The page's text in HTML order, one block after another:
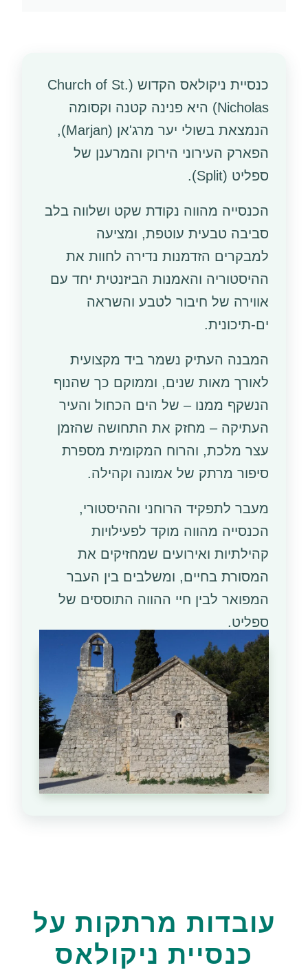
כנסיית ניקולאס הקדוש (Church of St.
Nicholas) היא פנינה קטנה וקסומה
הנמצאת בשולי יער מרג'אן (Marjan),
הפארק העירוני הירוק והמרענן של
ספליט (Split).
הכנסייה מהווה נקודת שקט ושלווה בלב
סביבה טבעית עוטפת, ומציעה
למבקרים הזדמנות נדירה לחוות את
ההיסטוריה והאמנות הביזנטית יחד עם
אווירה של חיבור לטבע והשראה
ים-תיכונית.
המבנה העתיק נשמר ביד מקצועית
לאורך מאות שנים, וממוקם כך שהנוף
הנשקף ממנו – של הים הכחול והעיר
העתיקה – מחזק את התחושה שהזמן
עצר מלכת, והרוח המקומית מספרת
סיפור מרתק של אמונה וקהילה.
מעבר לתפקיד הרוחני וההיסטורי,
הכנסייה מהווה מוקד לפעילויות
קהילתיות ואירועים שמחזיקים את
המסורת בחיים, ומשלבים בין העבר
המפואר לבין חיי ההווה התוססים של
ספליט.
עובדות מרתקות על
כנסיית ניקולאס